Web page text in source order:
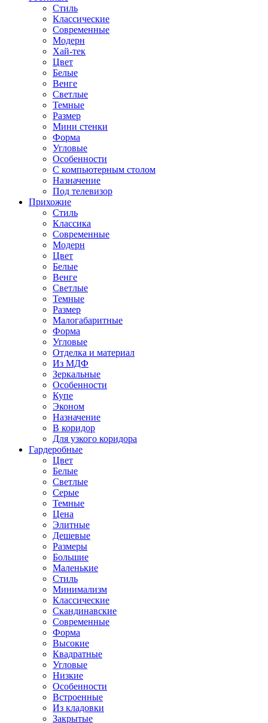
Стиль
Классические
Современные
Модерн
Хай-тек
Цвет
Белые
Венге
Светлые
Темные
Размер
Мини стенки
Форма
Угловые
Особенности
С компьютерным столом
Назначение
Под телевизор
Прихожие
Стиль
Классика
Современные
Модерн
Цвет
Белые
Венге
Светлые
Темные
Размер
Малогабаритные
Форма
Угловые
Отделка и материал
Из МДФ
Зеркальные
Особенности
Купе
Эконом
Назначение
В коридор
Для узкого коридора
Гардеробные
Цвет
Белые
Светлые
Серые
Темные
Цена
Элитные
Дешевые
Размеры
Большие
Маленькие
Стиль
Минимализм
Классические
Скандинавские
Современные
Форма
Высокие
Квадратные
Угловые
Низкие
Особенности
Встроенные
Из кладовки
Закрытые